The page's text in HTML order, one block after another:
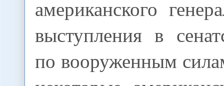
американского
выступления в
по вооруженным